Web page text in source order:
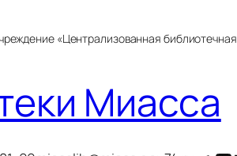
«Централизованная
Миасса